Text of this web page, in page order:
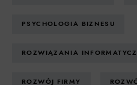
PSYCHOLOGIA BIZNESU
ROZWIĄZANIA
ROZWÓJ FIRMY